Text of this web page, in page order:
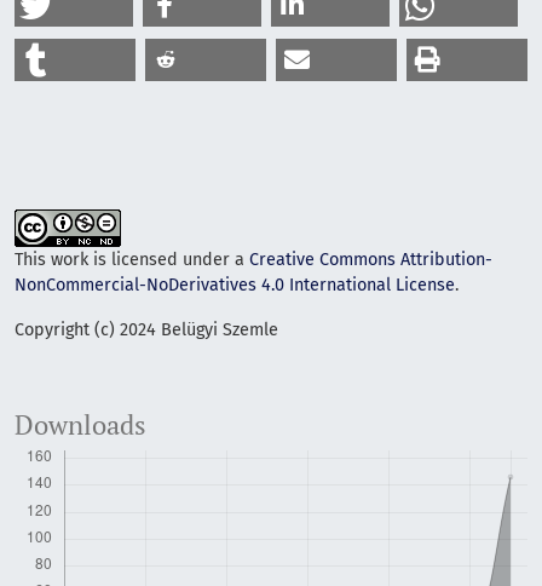
This work is licensed under a Creative Commons Attribution-
NonCommercial-NoDerivatives 4.0 International License.
Copyright (c) 2024 Belügyi Szemle
Downloads